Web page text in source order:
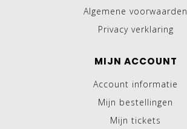
Algemene voorwaarden
Privacy verklaring
MIJN ACCOUNT
Account informatie
Mijn bestellingen
Mijn tickets